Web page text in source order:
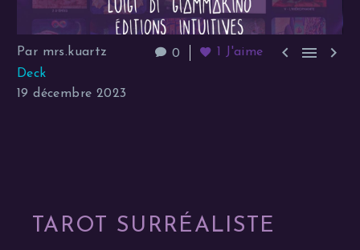
0 1 J'aime   
Par mrs.kuartz
Deck
19 décembre 2023
TAROT SURRÉALISTE